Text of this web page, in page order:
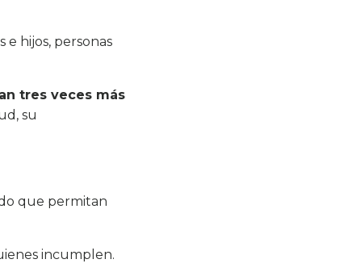
hijos, personas
tres veces más
su
que permitan
incumplen.